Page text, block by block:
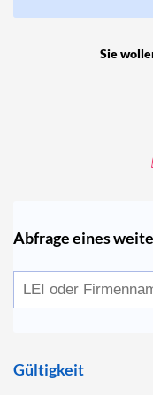
Sie
Abfrage eines
Gültigkeit